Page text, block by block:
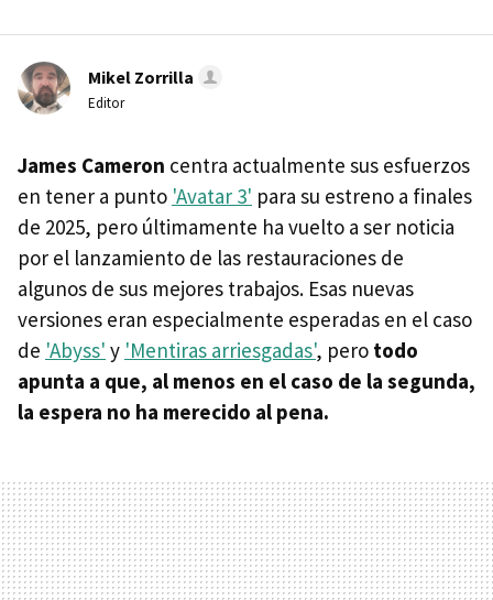
Mikel Zorrilla
Editor
James Cameron centra actualmente sus esfuerzos
en tener a punto 'Avatar 3' para su estreno a finales
de 2025, pero últimamente ha vuelto a ser noticia
por el lanzamiento de las restauraciones de
algunos de sus mejores trabajos. Esas nuevas
versiones eran especialmente esperadas en el caso
de 'Abyss' y 'Mentiras arriesgadas', pero todo
apunta a que, al menos en el caso de la segunda,
la espera no ha merecido al pena.